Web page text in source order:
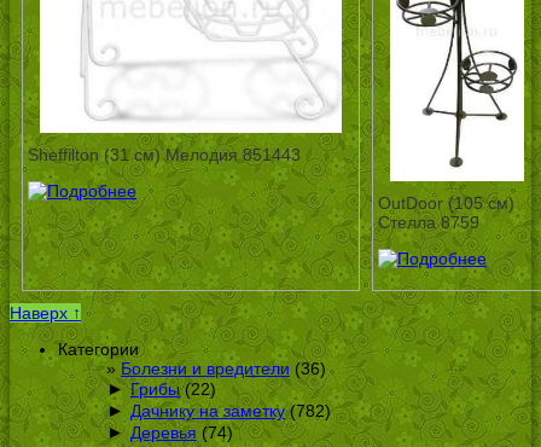
Sheffilton (31 см) Мелодия 851443
OutDoor (105 см)
Стелла 8759
Наверх ↑
Категории
Болезни и вредители (36)
► Грибы(22)
► Дачнику на заметку(782)
► Деревья (74)